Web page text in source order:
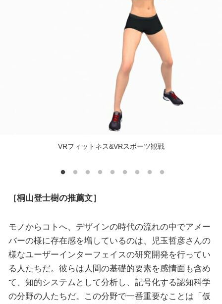
VRフィットネス&VRスポーツ観戦
［桐山登士樹の推薦文］
モノからコトへ、デザインの時代の流れの中でアメー
バーの様に存在感を増しているのは、児玉哲彦さんの
様なユーザーインターフェイスの研究開発を行ってい
る人たちだ。彼らは人間の基礎的要素を感情面も含め
て、知的システムとして分析し、記号化する認知科学
の分野の人たちだ。この分野で一番重要なことは「仮